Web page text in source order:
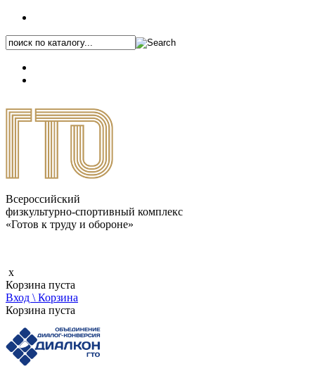
Всероссийский
физкультурно-спортивный комплекс
«Готов к труду и обороне»
x
Корзина пуста
Вход \ Корзина
Корзина пуста